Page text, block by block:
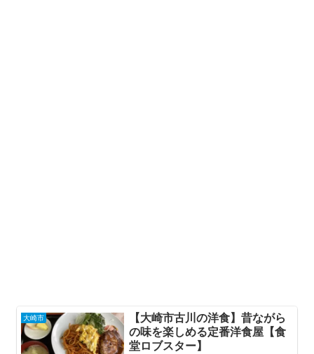
大崎市
【大崎市古川の洋食】昔ながら
の味を楽しめる定番洋食屋【食
堂ロブスター】